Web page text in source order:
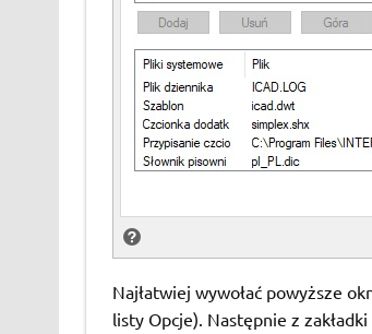
Najłatwiej wywołać powyższe
listy Opcje). Następnie z